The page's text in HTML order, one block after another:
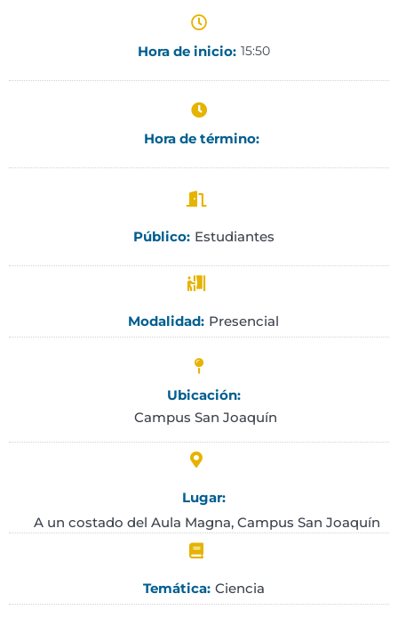
Hora de inicio: 15:50
Hora de término:
Público: Estudiantes
Modalidad: Presencial
Ubicación:
Campus San Joaquín
Lugar:
A un costado del Aula Magna, Campus San Joaquín
Temática: Ciencia